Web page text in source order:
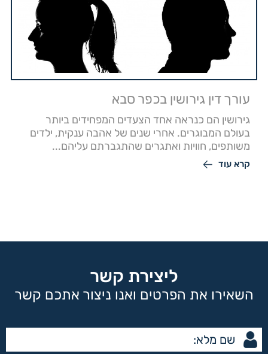
עורך דין גירושין בכפר סבא
גירושין הם כנראה אחד הצעדים המפחידים ביותר
בעולם המבוגרים. אחרי שנים של אהבה ענקית, ילדים
משותפים, חוויות ואתגרים שהתגברתם עליהם...
קרא עוד
ליצירת קשר
השאירו את הפרטים ואנו ניצור אתכם קשר